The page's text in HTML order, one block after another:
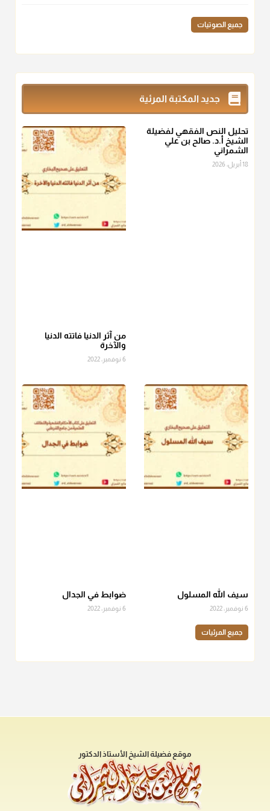
أ.د. صالح الشمراني
المعتدلين غير مقبوضتين ولا مبسوطتين أربع مرات من الرز أو البر
أو التمر أو اللحم
منذ 3 شهر
، فإلم يعلم إلا بعد ذلك لم تجزه لقولهﷺ:
الصاع..فمن شق عليه إخراج الطعام هذه الأيام وأراد إخراج القيمة
أ.د. صالح الشمراني
دفعزكاة الفطرللمسكين القريب صدقة وصلة وهو أفضل من
دفعها للبعيد ولا تغرك مظاهر ووظائف بعض الأقارب فإن
منذ 3 شهر
جميع الصوتيات
جديد المكتبة المرئية
تحليل النص الفقهي لفضيلة
الشيخ أ.د. صالح بن علي
الشمراني
18 أبريل، 2026
من آثر الدنيا فاتته الدنيا
والآخرة
6 نوفمبر، 2022
سيف الله المسلول
6 نوفمبر، 2022
ضوابط في الجدال
6 نوفمبر، 2022
جميع المرئيات
موقع فضيلة الشيخ الأستاذ الدكتور